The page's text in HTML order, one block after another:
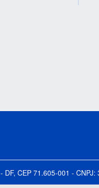
CEP 71.605-001 -